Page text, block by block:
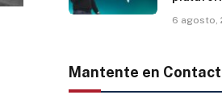
6 agosto,
Mantente en